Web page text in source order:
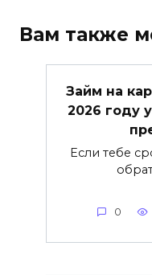
Вам также
Займ на
2026 году
Если тебе
0